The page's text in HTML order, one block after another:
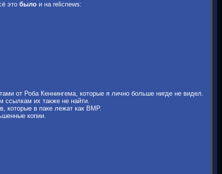
это было и на relicnews:
от Роба Кеннингема, которые я лично больше нигде не видел.
ссылкам их также не найти.
которые в паке лежат как BMP.
копии.